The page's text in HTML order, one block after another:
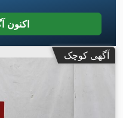
اکنون
آگهی کوچک